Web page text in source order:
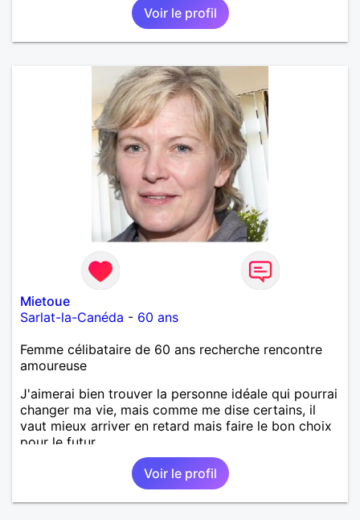
Voir le profil
Mietoue
Sarlat-la-Canéda - 60 ans
Femme célibataire de 60 ans recherche rencontre
amoureuse
J'aimerai bien trouver la personne idéale qui pourrai
changer ma vie, mais comme me dise certains, il
vaut mieux arriver en retard mais faire le bon choix
pour le futur.
Voir le profil